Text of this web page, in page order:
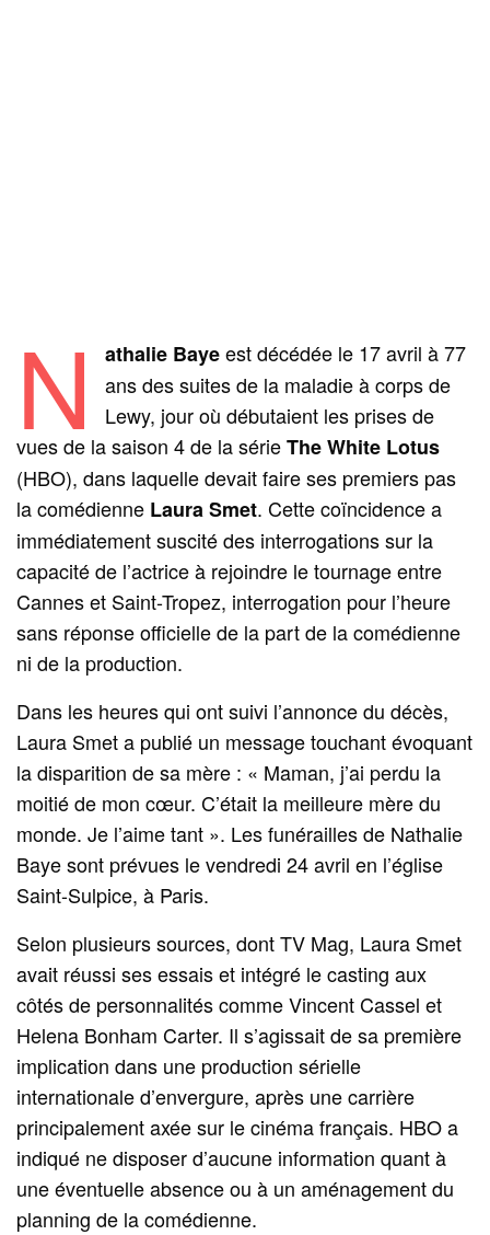
N athalie Bayeest décédée le 17 avril à 77
ans des suites de la maladie à corps de
Lewy, jour où débutaient les prises de
vues de la saison 4 de la sérieThe White Lotus
(HBO), dans laquelle devait faire ses premiers pas
la comédienne Laura Smet. Cette coïncidence a
immédiatement suscité des interrogations sur la
capacité de l’actrice à rejoindre le tournage entre
Cannes et Saint-Tropez, interrogation pour l’heure
sans réponse officielle de la part de la comédienne
ni de la production.
Dans les heures qui ont suivi l’annonce du décès,
Laura Smet a publié un message touchant évoquant
la disparition de sa mère : « Maman, j’ai perdu la
moitié de mon cœur. C’était la meilleure mère du
monde. Je l’aime tant ». Les funérailles de Nathalie
Baye sont prévues le vendredi 24 avril en l’église
Saint-Sulpice, à Paris.
Selon plusieurs sources, dont TV Mag, Laura Smet
avait réussi ses essais et intégré le casting aux
côtés de personnalités comme Vincent Cassel et
Helena Bonham Carter. Il s’agissait de sa première
implication dans une production sérielle
internationale d’envergure, après une carrière
principalement axée sur le cinéma français. HBO a
indiqué ne disposer d’aucune information quant à
une éventuelle absence ou à un aménagement du
planning de la comédienne.